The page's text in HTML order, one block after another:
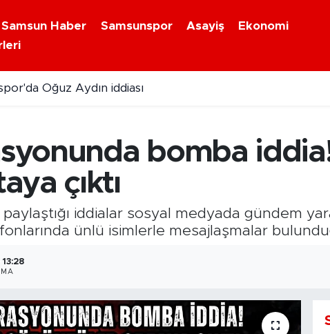
Samsun Haber Samsunspor Asayiş
Ekonomi
operasyonu
bomba
çıktı
iddialar sosyal medyada gündem
ünlü isimlerle mesajlaşmalar